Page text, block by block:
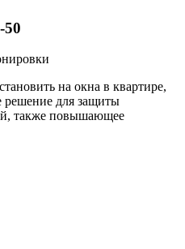
50
на окна в квартире,
решение для защиты
также повышающее